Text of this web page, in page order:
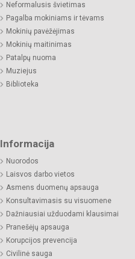
Neformalusis švietimas
Pagalba mokiniams ir tėvams
Mokinių pavėžėjimas
Mokinių maitinimas
Patalpų nuoma
Muziejus
Biblioteka
Informacija
Nuorodos
Laisvos darbo vietos
Asmens duomenų apsauga
Konsultavimasis su visuomene
Dažniausiai užduodami klausimai
Pranešėjų apsauga
Korupcijos prevencija
Civilinė sauga